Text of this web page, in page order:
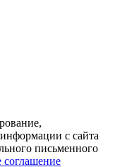
с сайта
письменного
соглашение